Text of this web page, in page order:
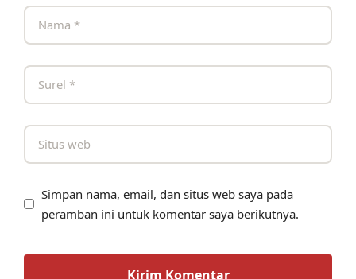
Simpan nama, email, dan situs web saya pada
peramban ini untuk komentar saya berikutnya.